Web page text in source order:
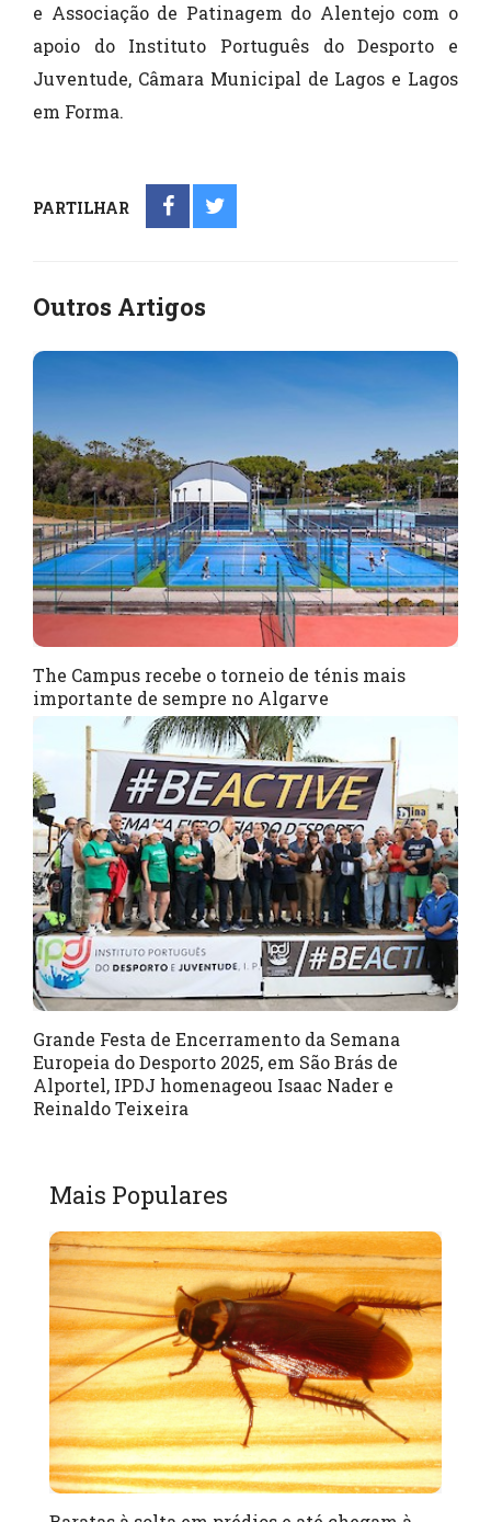
e Associação de Patinagem do Alentejo com o
apoio do Instituto Português do Desporto e
Juventude, Câmara Municipal de Lagos e Lagos
em Forma.
PARTILHAR
Outros Artigos
The Campus recebe o torneio de ténis mais
importante de sempre no Algarve
Grande Festa de Encerramento da Semana
Europeia do Desporto 2025, em São Brás de
Alportel, IPDJ homenageou Isaac Nader e
Reinaldo Teixeira
Mais Populares